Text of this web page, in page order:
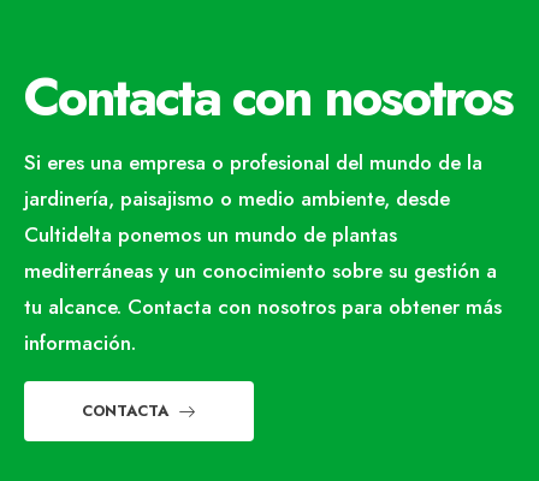
Contacta con nosotros
Si eres una empresa o profesional del mundo de la
jardinería, paisajismo o medio ambiente, desde
Cultidelta ponemos un mundo de plantas
mediterráneas y un conocimiento sobre su gestión a
tu alcance. Contacta con nosotros para obtener más
información.
CONTACTA